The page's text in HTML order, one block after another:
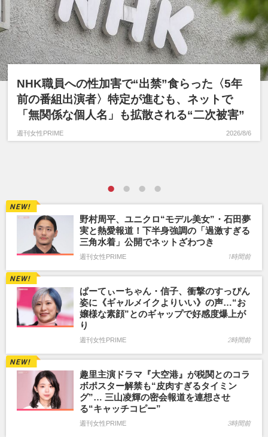
NHK職員への性加害で“出禁”食らった〈5年
前の番組出演者〉特定が進むも、ネットで
「無関係な個人名」も拡散される“二次被害”
週刊女性PRIME 2026/8/6
野村周平、ユニクロ“モデル美女”・石田夢
実と熱愛報道！下半身強調の「過激すぎる
三角水着」公開でネットざわつき
週刊女性PRIME 1時間前
ぱーてぃーちゃん・信子、衝撃のすっぴん
姿に《ギャルメイクよりいい》の声…“お
嬢様な素顔”とのギャップで好感度爆上が
り
週刊女性PRIME 2時間前
趣里主演ドラマ『大空港』が税関とのコラ
ボポスター解禁も“皮肉すぎるタイミン
グ”… 三山凌輝の密会報道を連想させ
る“キャッチコピー”
週刊女性PRIME 3時間前